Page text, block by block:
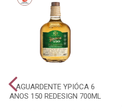
AGUARDENTE YPIÓCA 6
ANOS 150 REDESIGN 700ML